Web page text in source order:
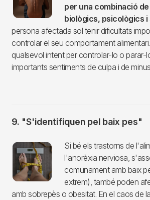
per una combinació
biològics, psicològics i
persona afectada sol tenir dificultats
controlar el seu comportament
qualsevol intent per controlar-lo o parar-
importants sentiments de culpa i de
9. "S'identifiquen pel baix pes"
Imagen
Si bé els trastorns de
l'anorèxia nerviosa,
comunament amb baix
extrem), també poden
amb sobrepès o obesitat. En el caos de